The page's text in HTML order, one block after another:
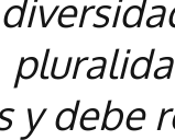
y debe